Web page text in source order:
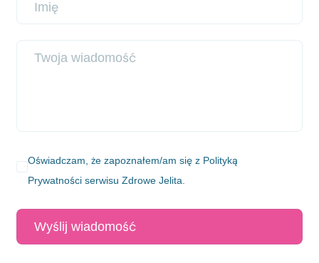
Oświadczam, że zapoznałem/am się z Polityką
Prywatności serwisu Zdrowe Jelita.
8/20
SPRAWDŹ
6, 50-541 Wrocław –
Curie 3 lok.66-67
47/7
21/14,